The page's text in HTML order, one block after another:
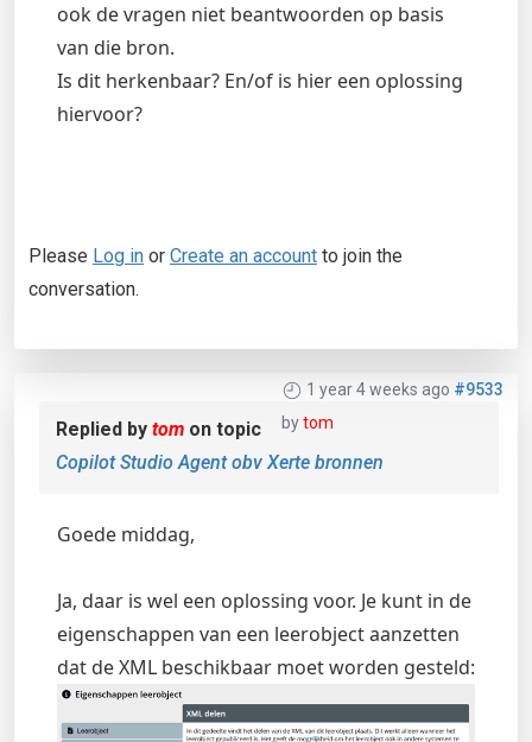
ook de vragen niet beantwoorden op basis
van die bron.
Is dit herkenbaar? En/of is hier een oplossing
hiervoor?
Please Log in or Create an account to join the
conversation.
1 year 4 weeks ago #9533
bytom
Replied by tom on topic
Copilot Studio Agent obv Xerte bronnen
Goede middag,
Ja, daar is wel een oplossing voor. Je kunt in de
eigenschappen van een leerobject aanzetten
dat de XML beschikbaar moet worden gesteld: